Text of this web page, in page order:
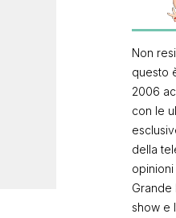
Non
questo
2006
con le
della
Grande
show e